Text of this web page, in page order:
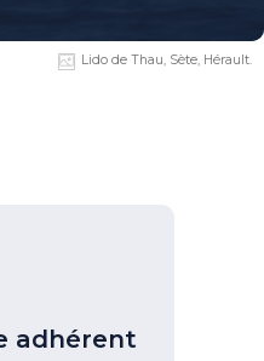
Lido de Thau, Sète, Hérault.
adhérent